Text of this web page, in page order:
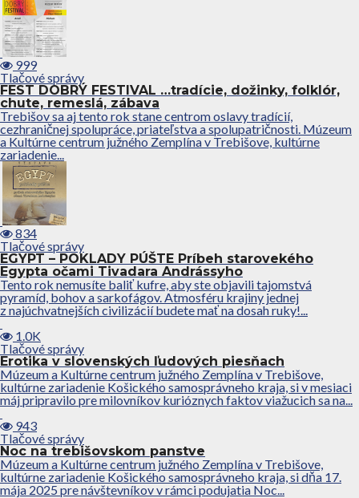
999
Tlačové správy
FEST DOBRÝ FESTIVAL …tradície, dožinky, folklór,
chute, remeslá, zábava
Trebišov sa aj tento rok stane centrom oslavy tradícií,
cezhraničnej spolupráce, priateľstva a spolupatričnosti. Múzeum
a Kultúrne centrum južného Zemplína v Trebišove, kultúrne
zariadenie...
834
Tlačové správy
EGYPT – POKLADY PÚŠTE Príbeh starovekého
Egypta očami Tivadara Andrássyho
Tento rok nemusíte baliť kufre, aby ste objavili tajomstvá
pyramíd, bohov a sarkofágov. Atmosféru krajiny jednej
z najúchvatnejších civilizácií budete mať na dosah ruky!...
1.0K
Tlačové správy
Erotika v slovenských ľudových piesňach
Múzeum a Kultúrne centrum južného Zemplína v Trebišove,
kultúrne zariadenie Košického samosprávneho kraja, si v mesiaci
máj pripravilo pre milovníkov kurióznych faktov viažucich sa na...
943
Tlačové správy
Noc na trebišovskom panstve
Múzeum a Kultúrne centrum južného Zemplína v Trebišove,
kultúrne zariadenie Košického samosprávneho kraja, si dňa 17.
mája 2025 pre návštevníkov v rámci podujatia Noc...